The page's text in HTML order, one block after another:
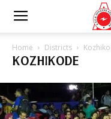
Home Districts
KOZHIKODE